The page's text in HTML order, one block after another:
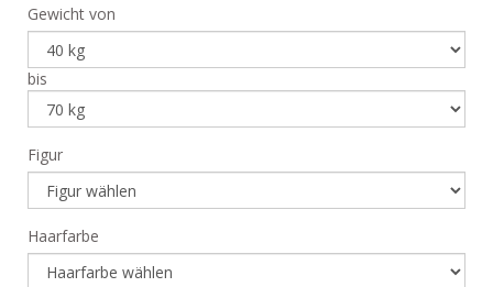
Gewicht von
bis
Figur
Haarfarbe